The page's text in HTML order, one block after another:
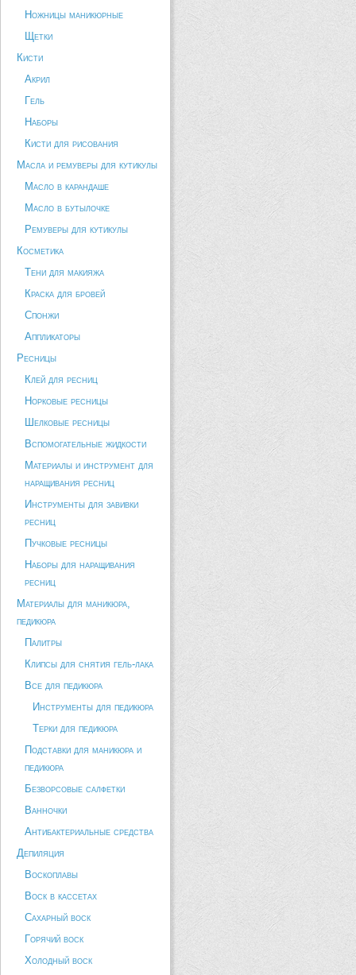
Ножницы маникюрные
Щетки
Кисти
Акрил
Гель
Наборы
Кисти для рисования
Масла и ремуверы для кутикулы
Масло в карандаше
Масло в бутылочке
Ремуверы для кутикулы
Косметика
Тени для макияжа
Краска для бровей
Спонжи
Аппликаторы
Ресницы
Клей для ресниц
Норковые ресницы
Шелковые ресницы
Вспомогательные жидкости
Материалы и инструмент для
наращивания ресниц
Инструменты для завивки
ресниц
Пучковые ресницы
Наборы для наращивания
ресниц
Материалы для маникюра,
педикюра
Палитры
Клипсы для снятия гель-лака
Все для педикюра
Инструменты для педикюра
Терки для педикюра
Подставки для маникюра и
педикюра
Безворсовые салфетки
Ванночки
Антибактериальные средства
Депиляция
Воскоплавы
Воск в кассетах
Сахарный воск
Горячий воск
Холодный воск